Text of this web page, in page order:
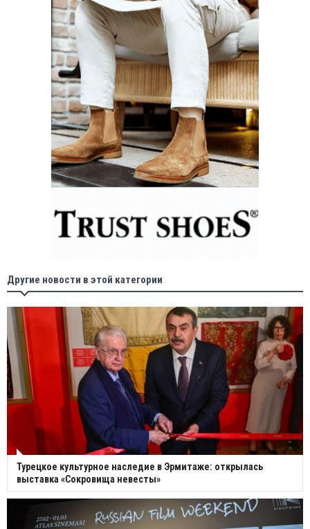
Другие новости в этой категории
Турецкое культурное наследие в Эрмитаже: открылась
выставка «Сокровища невесты»